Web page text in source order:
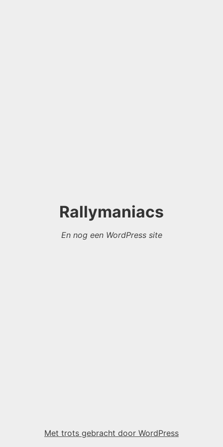
Rallymaniacs
En nog een WordPress site
Met trots gebracht door WordPress